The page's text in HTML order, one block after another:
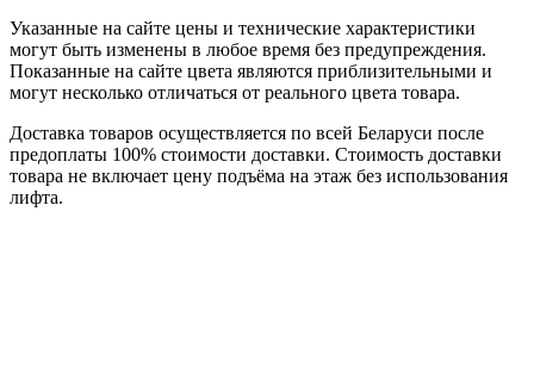
Указанные на сайте цены и технические характеристики
могут быть изменены в любое время без предупреждения.
Показанные на сайте цвета являются приблизительными и
могут несколько отличаться от реального цвета товара.
Доставка товаров осуществляется по всей Беларуси после
предоплаты 100% стоимости доставки. Стоимость доставки
товара не включает цену подъёма на этаж без использования
лифта.